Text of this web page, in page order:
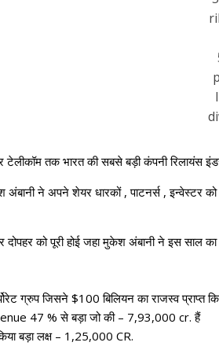
तक भारत की सबसे बड़ी कंपनी रिलायंस
ने अपने शेयर धारकों , पाटनर्स , इन्वेस्टर को
दोपहर को पूरी होई जहा मुकेश अंबानी ने इस साल
ग्रुप जिसने $100 बिलियन का राजस्व प्राप्त
47 % से बड़ा जो की – 7,93,000 cr. हैं
बड़ा लक्ष – 1,25,000 CR.